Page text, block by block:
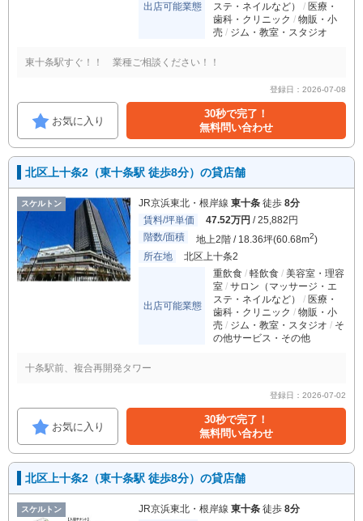
出店可能業態
ステ・ネイルなど）
医療・
歯科・クリニック
物販・小
売
ジム・教室・スタジオ
東十条駅すぐ！！ 業種ご相談ください！！
登録日：2026-07-08
お気に入り
30秒で完了！
無料問い合わせ
北区上十条2（東十条駅 徒歩8分）の貸店舗
スケルトン JR京浜東北・根岸線 東十条 徒歩 8分
賃料/坪単価
47.52万円 / 25,882円
階数/面積
地上2階 / 18.36坪(60.68m2)
所在地
北区上十条2
出店可能業態
重飲食 軽飲食
美容室・理容
室
サロン（マッサージ・エ
ステ・ネイルなど）
医療・
歯科・クリニック
物販・小
売
ジム・教室・スタジオ
そ
の他サービス・その他
十条駅前、複合再開発タワー
登録日：2026-07-02
お気に入り
30秒で完了！
無料問い合わせ
北区上十条2（東十条駅 徒歩8分）の貸店舗
スケルトン JR京浜東北・根岸線 東十条 徒歩 8分